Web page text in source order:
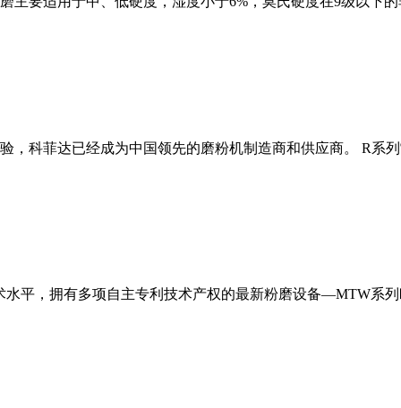
，科菲达已经成为中国领先的磨粉机制造商和供应商。 R系
平，拥有多项自主专利技术产权的最新粉磨设备—MTW系